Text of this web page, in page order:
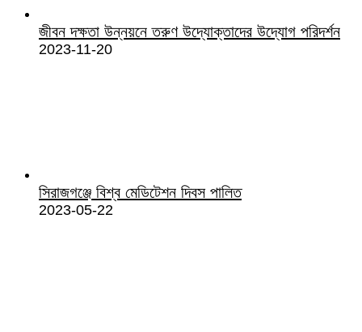
জীবন দক্ষতা উন্নয়নে তরুণ উদ্যোক্তাদের উদ্যোগ পরিদর্শন
2023-11-20
সিরাজগঞ্জে বিশ্ব মেডিটেশন দিবস পালিত
2023-05-22